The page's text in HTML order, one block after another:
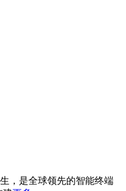
，是全球领先的智能终端